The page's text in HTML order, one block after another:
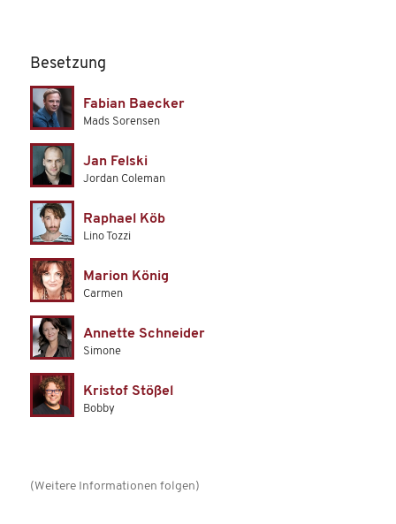
Besetzung
Fabian Baecker
Mads Sorensen
Jan Felski
Jordan Coleman
Raphael Köb
Lino Tozzi
Marion König
Carmen
Annette Schneider
Simone
Kristof Stößel
Bobby
(Weitere Informationen folgen)